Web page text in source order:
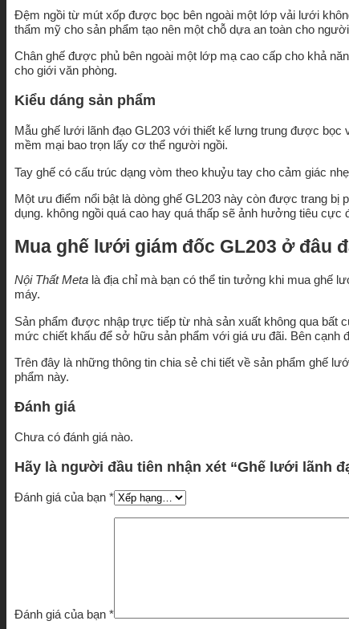
Đệm ngồi từ mút xốp được bọc bên ngoài một lớp vải lưới
thẩm mỹ cho sản phẩm tạo nên một chỗ dựa an toàn cho
Chân ghế được phủ bên ngoài một lớp mạ cao cấp cho khả
cho giới văn phòng.
Kiểu dáng sản phẩm
Mẫu ghế lưới lãnh đạo GL203 với thiết kế lưng trung được
mềm mại bao trọn lấy cơ thể người ngồi.
Tay ghế có cấu trúc dạng vòm theo khuỷu tay cho cảm giác
Một ưu điểm nổi bật là dòng ghế GL203 này còn được trang
dụng. không ngồi quá cao hay quá thấp sẽ ảnh hưởng tiêu cực
Mua ghế lưới giám đốc GL203 ở đâu
Nội Thất Meta là địa chỉ mà bạn có thể tin tưởng khi mua ghế
máy.
Sản phẩm được nhập trực tiếp từ nhà sản xuất không qua
mức chiết khấu để sở hữu sản phẩm với giá ưu đãi. Bên cạnh
Trên đây là những thông tin chia sẻ chi tiết về sản phẩm ghế
phẩm này.
Đánh giá
Chưa có đánh giá nào.
Hãy là người đầu tiên nhận xét “Ghế lưới lãnh
Đánh giá của bạn *
Đánh giá của bạn *